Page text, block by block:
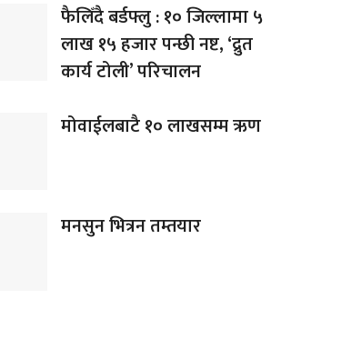
फैलिँदै बर्डफ्लु : १० जिल्लामा ५
लाख १५ हजार पन्छी नष्ट, ‘द्रुत
कार्य टोली’ परिचालन
मोवाईलबाटै १० लाखसम्म ऋण
मनसुन भित्रन तम्तयार